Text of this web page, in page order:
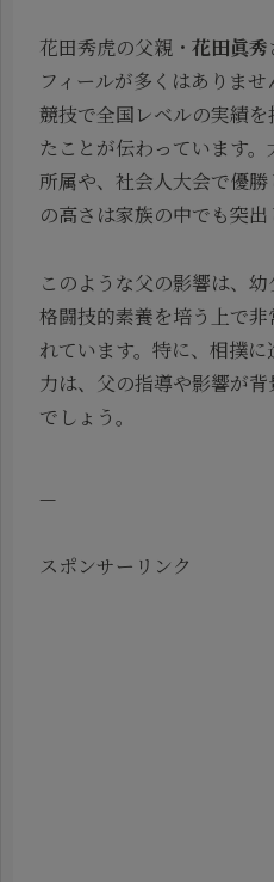
花田秀虎の父親・ 花田眞秀
フィールが多くはありま
競技で全国レベルの実績
たことが伝わっています
所属や、社会人大会で優
の高さは家族の中でも突出
このような父の影響は、
格闘技的素養を培う上で
れています。特に、相撲
力は、父の指導や影響が
でしょう。
—
スポンサーリンク